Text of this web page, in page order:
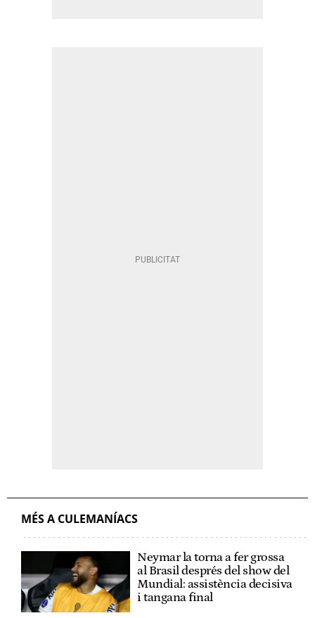
MÉS A CULEMANÍACS
Neymar la torna a fer grossa
al Brasil després del show del
Mundial: assistència decisiva
i tangana final